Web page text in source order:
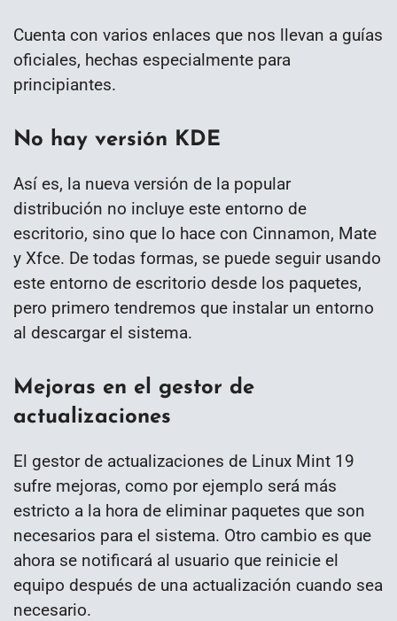
Cuenta con varios enlaces que nos llevan a guías
oficiales, hechas especialmente para
principiantes.
No hay versión KDE
Así es, la nueva versión de la popular
distribución no incluye este entorno de
escritorio, sino que lo hace con Cinnamon, Mate
y Xfce. De todas formas, se puede seguir usando
este entorno de escritorio desde los paquetes,
pero primero tendremos que instalar un entorno
al descargar el sistema.
Mejoras en el gestor de
actualizaciones
El gestor de actualizaciones de Linux Mint 19
sufre mejoras, como por ejemplo será más
estricto a la hora de eliminar paquetes que son
necesarios para el sistema. Otro cambio es que
ahora se notificará al usuario que reinicie el
equipo después de una actualización cuando sea
necesario.